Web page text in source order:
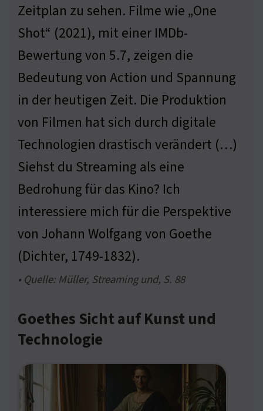
Zeitplan zu sehen. Filme wie „One
Shot“ (2021), mit einer IMDb-
Bewertung von 5.7, zeigen die
Bedeutung von Action und Spannung
in der heutigen Zeit. Die Produktion
von Filmen hat sich durch digitale
Technologien drastisch verändert (…)
Siehst du Streaming als eine
Bedrohung für das Kino? Ich
interessiere mich für die Perspektive
von Johann Wolfgang von Goethe
(Dichter, 1749-1832).
• Quelle: Müller, Streaming und, S. 88
Goethes Sicht auf Kunst und
Technologie